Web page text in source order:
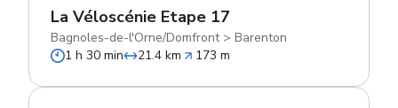
La Véloscénie Etape 17
Bagnoles-de-l'Orne/Domfront> Barenton
1 h 30 min
21.4 km 173 m